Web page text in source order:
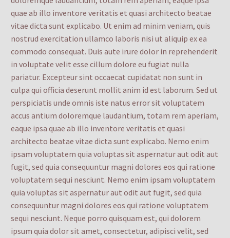
quae ab illo inventore veritatis et quasi architecto beatae
vitae dicta sunt explicabo. Ut enim ad minim veniam, quis
nostrud exercitation ullamco laboris nisi ut aliquip ex ea
commodo consequat. Duis aute irure dolor in reprehenderit
in voluptate velit esse cillum dolore eu fugiat nulla
pariatur. Excepteur sint occaecat cupidatat non sunt in
culpa qui officia deserunt mollit anim id est laborum. Sed ut
perspiciatis unde omnis iste natus error sit voluptatem
accus antium doloremque laudantium, totam rem aperiam,
eaque ipsa quae ab illo inventore veritatis et quasi
architecto beatae vitae dicta sunt explicabo. Nemo enim
ipsam voluptatem quia voluptas sit aspernatur aut odit aut
fugit, sed quia consequuntur magni dolores eos qui ratione
voluptatem sequi nesciunt. Nemo enim ipsam voluptatem
quia voluptas sit aspernatur aut odit aut fugit, sed quia
consequuntur magni dolores eos qui ratione voluptatem
sequi nesciunt. Neque porro quisquam est, qui dolorem
ipsum quia dolor sit amet, consectetur, adipisci velit, sed